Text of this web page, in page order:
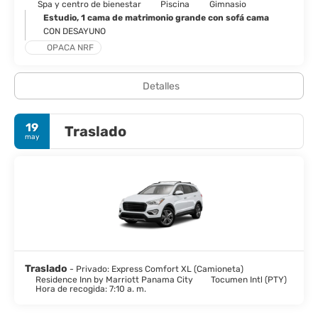
Spa y centro de bienestar
Piscina
Gimnasio
Estudio, 1 cama de matrimonio grande con sofá cama
CON DESAYUNO
OPACA NRF
Detalles
19
may Traslado
Traslado - Privado: Express Comfort XL (Camioneta)
Residence Inn by Marriott Panama City
Tocumen Intl (PTY)
Hora de recogida: 7:10 a. m.